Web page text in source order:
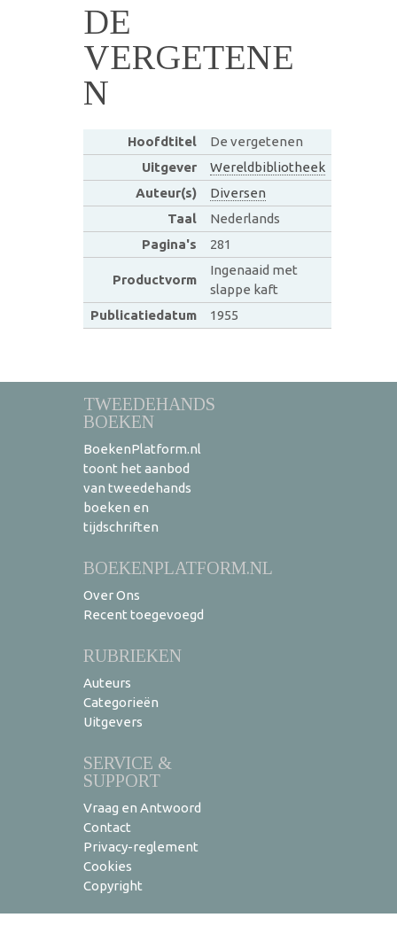
DE
VERGETENE
N
Hoofdtitel
De vergetenen
Uitgever
Wereldbibliotheek
Auteur(s)
Diversen
Taal
Nederlands
Pagina's
281
Productvorm
Ingenaaid met
slappe kaft
Publicatiedatum
1955
TWEEDEHANDS
BOEKEN
BoekenPlatform.nl
toont het aanbod
van tweedehands
boeken en
tijdschriften
BOEKENPLATFORM.NL
Over Ons
Recent toegevoegd
RUBRIEKEN
Auteurs
Categorieën
Uitgevers
SERVICE &
SUPPORT
Vraag en Antwoord
Contact
Privacy-reglement
Cookies
Copyright